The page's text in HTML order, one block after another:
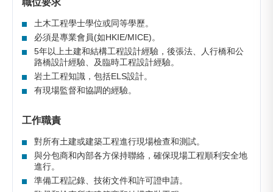
職位要求
土木工程學士學位或同等學歷。
必須是專業會員(如HKIE/MICE)。
5年以上土建和結構工程設計經驗，後張法、人行橋和公
路橋設計經驗、及臨時工程設計經驗。
岩土工程知識，包括ELS設計。
有現場監督和協調的經驗。
工作職責
對所有土建或建築工程進行現場檢查和測試。
與分包商和內部各方保持聯絡，確保現場工程順利安全地
進行。
準備工程記錄、技術文件和許可證申請。